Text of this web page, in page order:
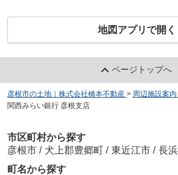
地図アプリで開く
ページトップへ
彦根市の土地｜株式会社橋本不動産 > 周辺施設案内
関西みらい銀行 彦根支店
市区町村から探す
彦根市 / 犬上郡豊郷町 / 東近江市 / 長
町名から探す